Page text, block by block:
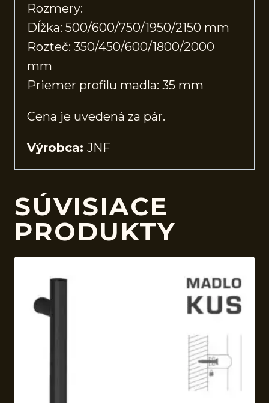
Rozmery:
Dĺžka: 500/600/750/1950/2150 mm
Rozteč: 350/450/600/1800/2000
mm
Priemer profilu madla: 35 mm
Cena je uvedená za pár.
Výrobca: JNF
SÚVISIACE
PRODUKTY